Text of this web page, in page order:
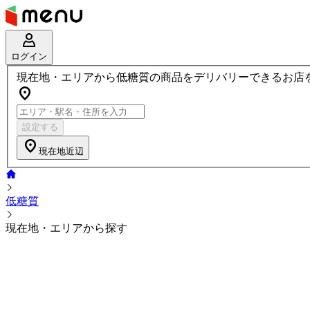
ログイン
現在地・エリアから低糖質の商品をデリバリーできるお店
設定する
現在地近辺
低糖質
現在地・エリアから探す